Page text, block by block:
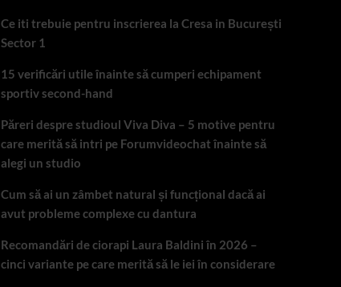
Ce iti trebuie pentru inscrierea la Cresa in București
Sector 1
15 verificări utile înainte să cumperi echipament
sportiv second-hand
Păreri despre studioul Viva Diva – 5 motive pentru
care merită să intri pe Forumvideochat înainte să
alegi un studio
Cum să ai un zâmbet natural și funcțional dacă ai
avut probleme complexe cu dantura
Recomandări de ciorapi Laura Baldini în 2026 –
cinci variante pe care merită să le iei în considerare